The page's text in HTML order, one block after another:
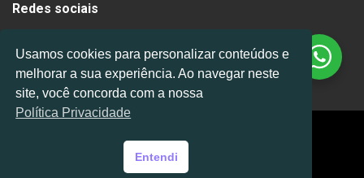
Redes sociais
direitos reservados - Dr.
Precisa de ajuda?
Usamos cookies para personalizar conteúdos e
melhorar a sua experiência. Ao navegar neste
site, você concorda com a nossa
Política Privacidade
Entendi